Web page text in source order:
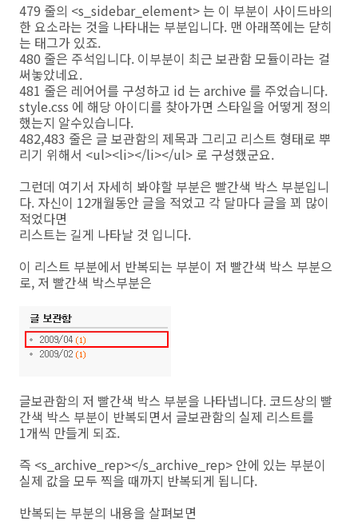
479 줄의 <s_sidebar_element> 는 이 부분이 사이드바의
한 요소라는 것을 나타내는 부분입니다. 맨 아래쪽에는 닫히
는 태그가 있죠.
480 줄은 주석입니다. 이부분이 최근 보관함 모듈이라는 걸
써놓았네요.
481 줄은 레어어를 구성하고 id 는 archive 를 주었습니다.
style.css 에 해당 아이디를 찾아가면 스타일을 어떻게 정의
했는지 알수있습니다.
482,483 줄은 글 보관함의 제목과 그리고 리스트 형태로 뿌
리기 위해서 <ul><li></li></ul> 로 구성했군요.
그런데 여기서 자세히 봐야할 부분은 빨간색 박스 부분입니
다. 자신이 12개월동안 글을 적었고 각 달마다 글을 꾀 많이
적었다면
리스트는 길게 나타날 것 입니다.
이 리스트 부분에서 반복되는 부분이 저 빨간색 박스 부분으
로, 저 빨간색 박스부분은
글보관함의 저 빨간색 박스 부분을 나타냅니다. 코드상의 빨
간색 박스 부분이 반복되면서 글보관함의 실제 리스트를
1개씩 만들게 되죠.
즉 <s_archive_rep></s_archive_rep> 안에 있는 부분이
실제 값을 모두 찍을 때까지 반복되게 됩니다.
반복되는 부분의 내용을 살펴보면